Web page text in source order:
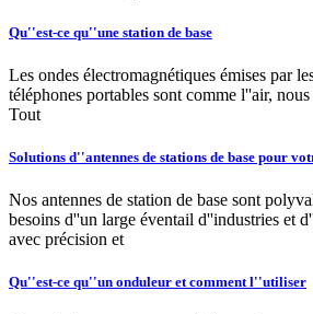
Qu''est-ce qu''une station de base
Les ondes électromagnétiques émises par
téléphones portables sont comme l''air,
Tout
Solutions d''antennes de stations de base pour
Nos antennes de station de base sont
besoins d''un large éventail d''industries et
avec précision et
Qu''est-ce qu''un onduleur et comment l''utiliser